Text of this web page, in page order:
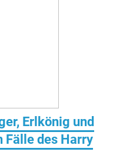
Erlkönig und
Fälle des Harry